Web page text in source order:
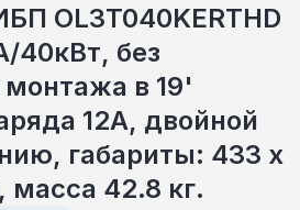
OL3T040KERTHD
без
в 19'
12А, двойной
габариты: 433 x
42.8 кг.